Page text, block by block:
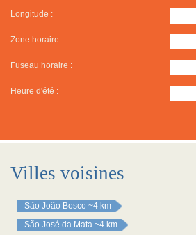
Longitude :
Zone horaire :
Fuseau horaire :
Heure d'été :
Villes voisines
São João Bosco ~4 km
São José da Mata ~4 km